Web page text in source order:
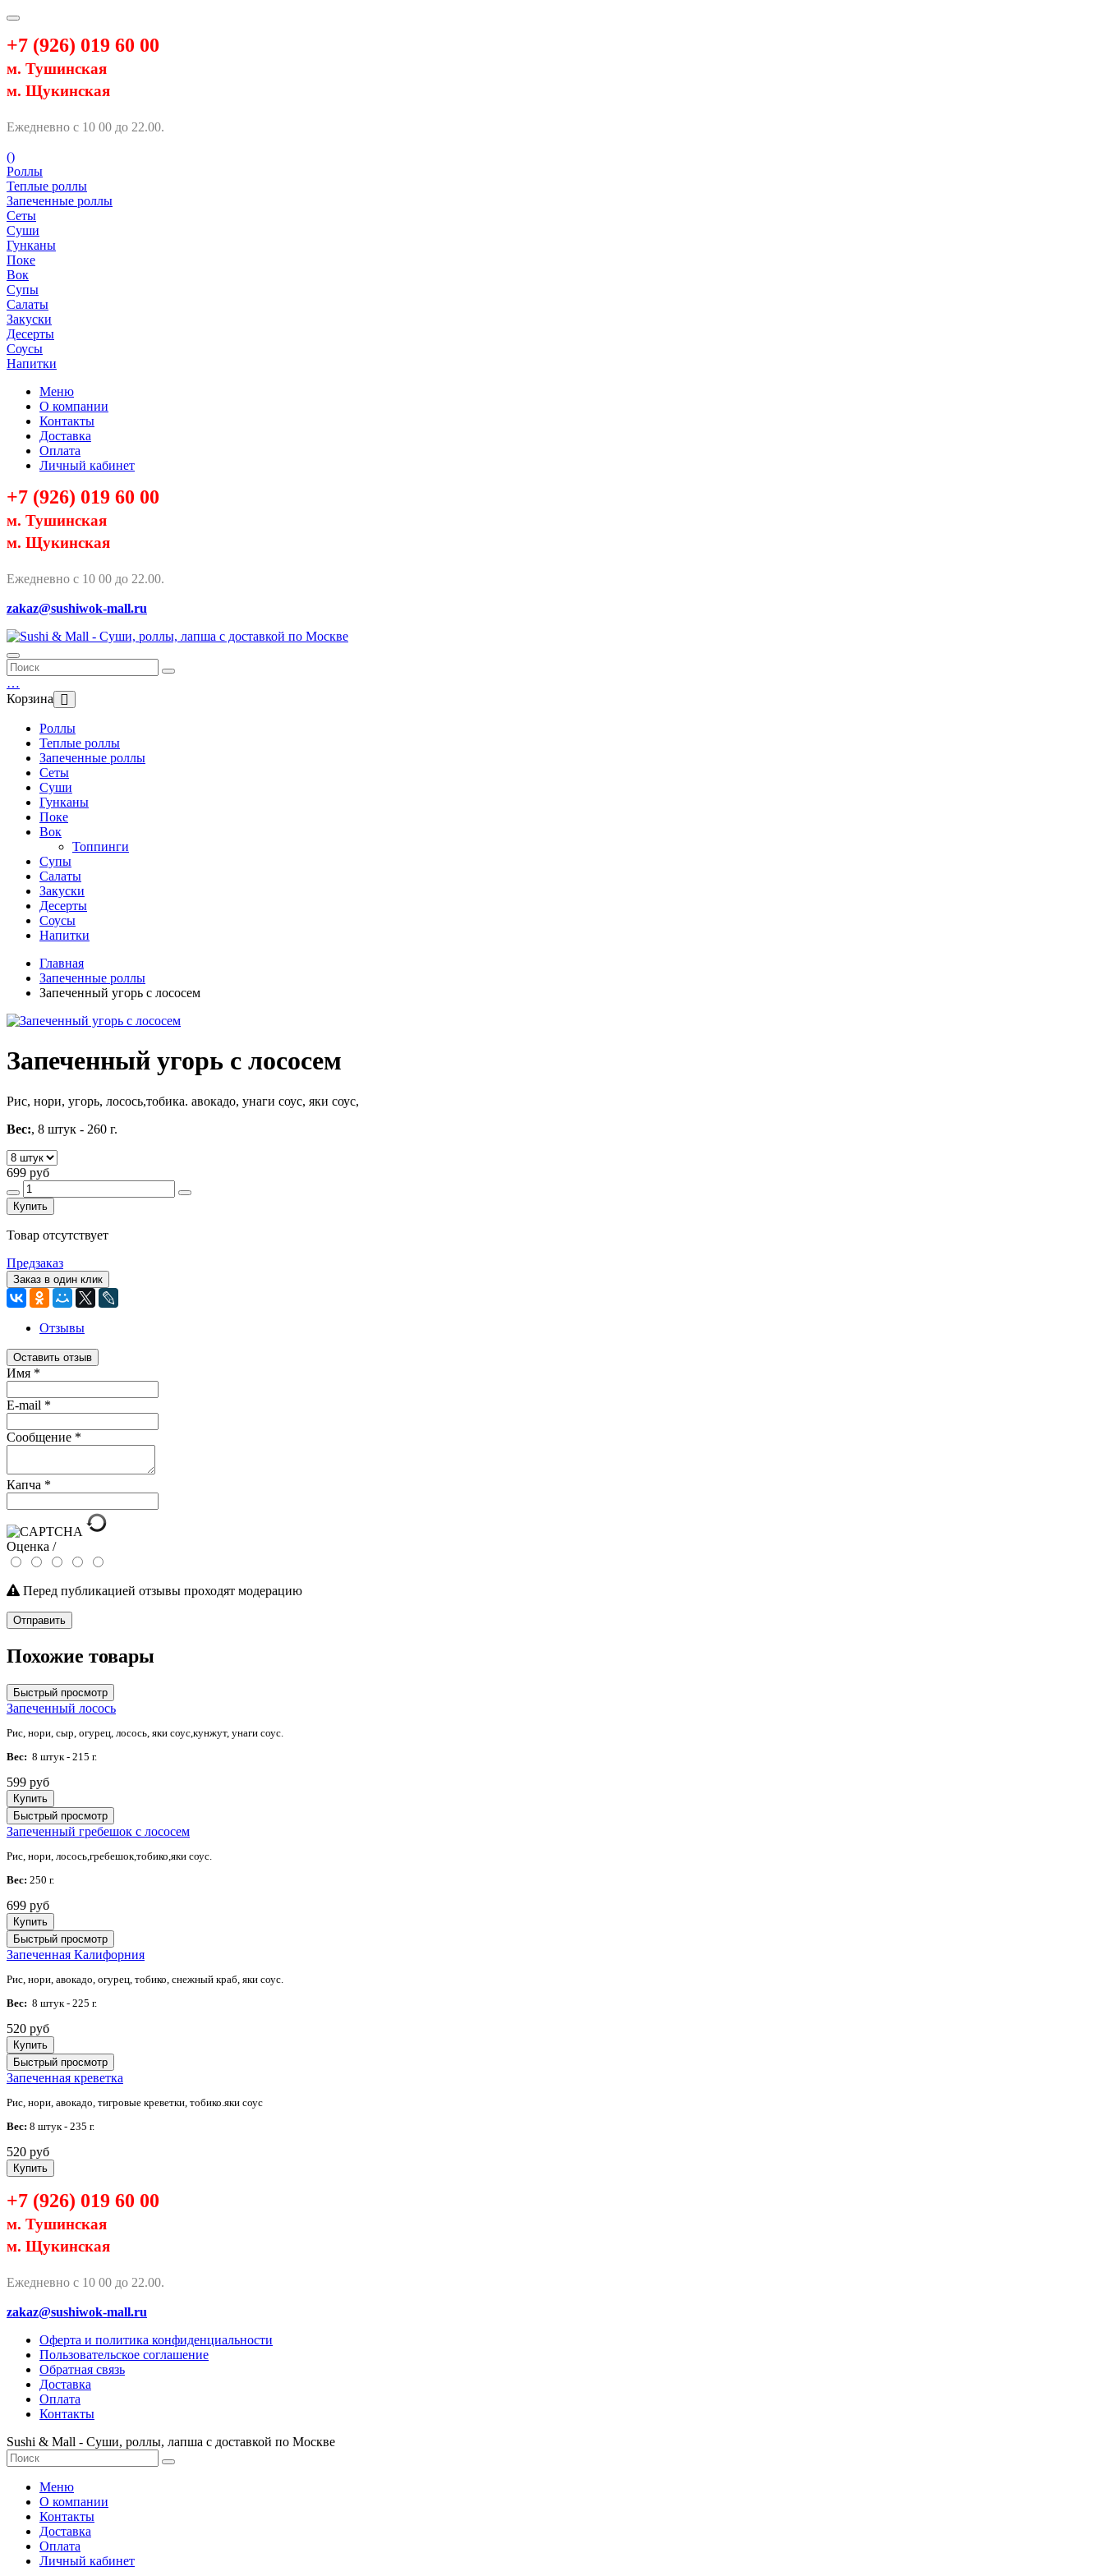
+7 (926) 019 60 00
м. Тушинская
м. Щукинская
Ежедневно с 10 00 до 22.00.
()
Роллы
Теплые роллы
Запеченные роллы
Сеты
Суши
Гунканы
Поке
Вок
Супы
Салаты
Закуски
Десерты
Соусы
Напитки
Меню
О компании
Контакты
Доставка
Оплата
Личный кабинет
+7 (926) 019 60 00
м. Тушинская
м. Щукинская
Ежедневно с 10 00 до 22.00.
zakaz@sushiwok-mall.ru
…
Корзина
Роллы
Теплые роллы
Запеченные роллы
Сеты
Суши
Гунканы
Поке
Вок
Топпинги
Супы
Салаты
Закуски
Десерты
Соусы
Напитки
Главная
Запеченные роллы
Запеченный угорь с лососем
Запеченный угорь с лососем
Рис, нори, угорь, лосось,тобика. авокадо, унаги соус, яки соус,
Вес:, 8 штук - 260 г.
699 руб
Купить
Товар отсутствует
Предзаказ
Заказ в один клик
Отзывы
Оставить отзыв
Имя *
E-mail *
Сообщение *
Капча *
Оценка /
Перед публикацией отзывы проходят модерацию
Отправить
Похожие товары
Быстрый просмотр
Запеченный лосось
Рис, нори, сыр, огурец, лосось, яки соус,кунжут, унаги соус.
Вес: 8 штук - 215 г.
599 руб
Купить
Быстрый просмотр
Запеченный гребешок с лососем
Рис, нори, лосось,гребешок,тобико,яки соус.
Вес: 250 г.
699 руб
Купить
Быстрый просмотр
Запеченная Калифорния
Рис, нори, авокадо, огурец, тобико, снежный краб, яки соус.
Вес: 8 штук - 225 г.
520 руб
Купить
Быстрый просмотр
Запеченная креветка
Рис, нори, авокадо, тигровые креветки, тобико.яки соус
Вес: 8 штук - 235 г.
520 руб
Купить
+7 (926) 019 60 00
м. Тушинская
м. Щукинская
Ежедневно с 10 00 до 22.00.
zakaz@sushiwok-mall.ru
Оферта и политика конфиденциальности
Пользовательское соглашение
Обратная связь
Доставка
Оплата
Контакты
Sushi & Mall - Суши, роллы, лапша с доставкой по Москве
Меню
О компании
Контакты
Доставка
Оплата
Личный кабинет